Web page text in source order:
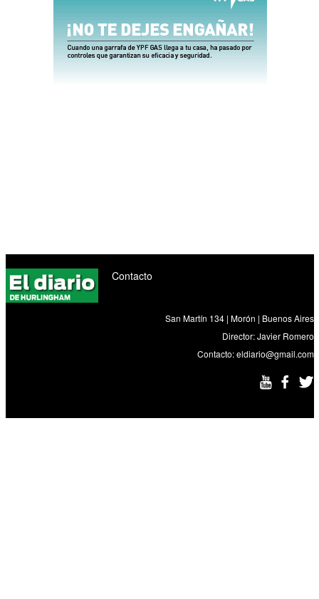
Contacto
San Martín 134 | Morón | Buenos Aires
Director: Javier Romero
Contacto:eldiario@gmail.com